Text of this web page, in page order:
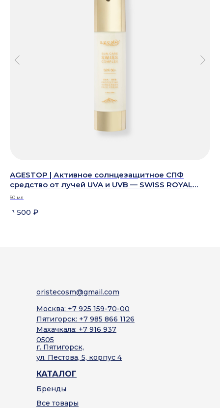
AGESTOP | Активное солнцезащитное СПФ
средство от лучей UVA и UVB — SWISS ROYAL
SPF50+ CREAM| SUN CARE SWISS COMPLEX
50 мл
9 500 ₽
КАТАЛОГ
Бренды
Все товары
oristecosm@gmail.com
Москва: +7 925 159-70-00
Пятигорск: +7 985 866 1126
Махачкала: +7 916 937
0505
г. Пятигорск,
ул. Пестова, 5, корпус 4